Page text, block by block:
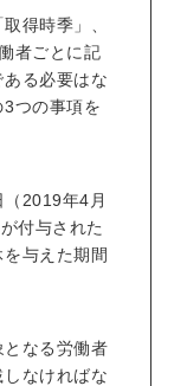
得時季」、
者ごとに記
る必要はな
つの事項を
2019年4月
付与された
与えた期間
なる労働者
なければな